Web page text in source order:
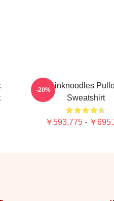
Thinknoodles
Sweatshirt
￥593,775 - ￥
-20%